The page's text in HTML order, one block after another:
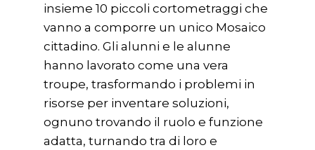
insieme 10 piccoli cortometraggi che
vanno a comporre un unico Mosaico
cittadino. Gli alunni e le alunne
hanno lavorato come una vera
troupe, trasformando i problemi in
risorse per inventare soluzioni,
ognuno trovando il ruolo e funzione
adatta, turnando tra di loro e